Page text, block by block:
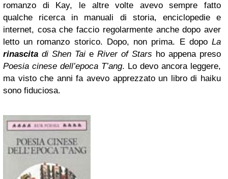
romanzo di Kay, le altre volte avevo sempre fatto
qualche ricerca in manuali di storia, enciclopedie e
internet, cosa che faccio regolarmente anche dopo aver
letto un romanzo storico. Dopo, non prima. E dopo La
rinascita di Shen Tai e River of Stars ho appena preso
Poesia cinese dell’epoca T’ang. Lo devo ancora leggere,
ma visto che anni fa avevo apprezzato un libro di haiku
sono fiduciosa.